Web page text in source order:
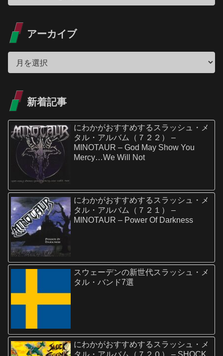
アーカイブ
新着記事
にわかがおすすめするスラッシュ・メ
タル・アルバム（７２２） –
MINOTAUR – God May Show You
Mercy…We Will Not
にわかがおすすめするスラッシュ・メ
タル・アルバム（７２１） –
MINOTAUR – Power Of Darkness
スウェーデンの新世代スラッシュ・メ
タル・バンド7選
にわかがおすすめするスラッシュ・メ